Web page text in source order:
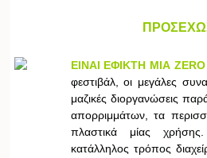
ΕΙΝΑΙ ΕΦΙΚΤΗ ΜΙΑ
φεστιβάλ, οι μεγάλες
μαζικές διοργανώσεις
απορριμμάτων, τα
πλαστικά μίας
κατάλληλος τρόπος